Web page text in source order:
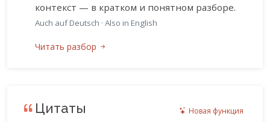
контекст — в кратком и понятном разборе.
Auch auf Deutsch · Also in English
Читать разбор
Цитаты Новая функция